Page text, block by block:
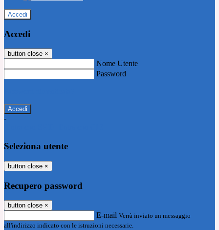
Accedi
Accedi
button close ×
Nome Utente
Password
-
Seleziona utente
button close ×
Recupero password
button close ×
E-mail Verrà inviato un messaggio
all'indirizzo indicato con le istruzioni necessarie.